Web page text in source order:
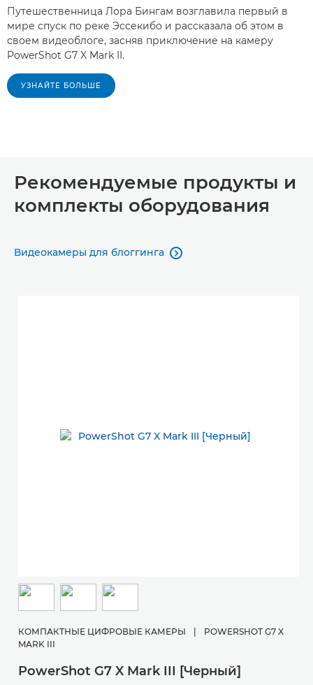
Путешественница Лора Бингам возглавила первый в
мире спуск по реке Эссекибо и рассказала об этом в
своем видеоблоге, засняв приключение на камеру
PowerShot G7 X Mark II.
УЗНАЙТЕ БОЛЬШЕ
Рекомендуемые продукты и
комплекты оборудования
Видеокамеры для блоггинга 
КОМПАКТНЫЕ ЦИФРОВЫЕ КАМЕРЫ
POWERSHOT G7 X
MARK III
PowerShot G7 X Mark III [Черный]